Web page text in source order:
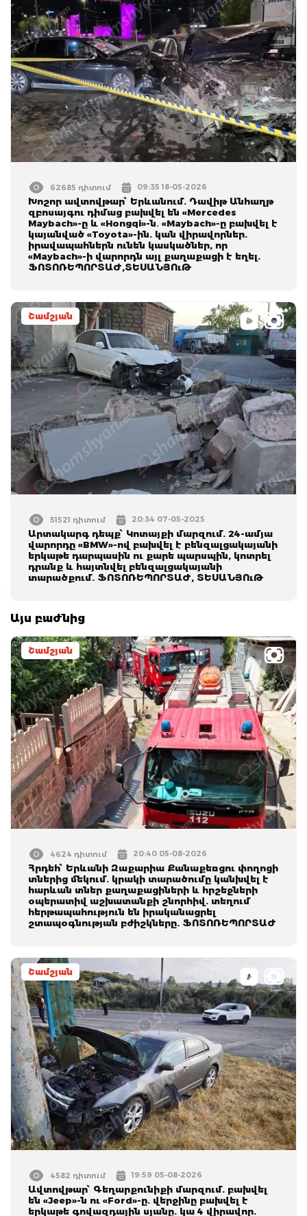
62685 դիտում 09:35 18-05-2026
Խոշոր ավտովթար՝ Երևանում. Դավիթ Անհաղթ
զբոսայգու դիմաց բախվել են «Mercedes
Maybach»-ը և «Hongqi»-ն․ «Maybach»-ը բախվել է
կայանված «Toyota»-ին. կան վիրավորներ.
իրավապահներն ունեն կասկածներ, որ
«Maybach»-ի վարորդն այլ քաղաքացի է եղել.
ՖՈՏՈՌԵՊՈՐՏԱԺ,ՏԵՍԱՆՅՈւԹ
Շամշյան
51521 դիտում 20:34 07-05-2025
Արտակարգ դեպք՝ Կոտայքի մարզում. 24-ամյա
վարորդը «BMW»-ով բախվել է բենզալցակայանի
երկաթե դարպասին ու քարե պարսպին, կոտրել
դրանք և հայտնվել բենզալցակայանի
տարածքում. ՖՈՏՈՌԵՊՈՐՏԱԺ, ՏԵՍԱՆՅՈւԹ
Այս բաժնից
Շամշյան
4624 դիտում 20:40 05-08-2026
Հրդեհ՝ Երևանի Զաքարիա Քանաքեռցու փողոցի
տներից մեկում. կրակի տարածումը կանխվել է
հարևան տներ քաղաքացիների և հրշեջների
օպերատիվ աշխատանքի շնորհիվ. տեղում
հերթապահություն են իրականացրել
շտապօգնության բժիշկները. ՖՈՏՈՌԵՊՈՐՏԱԺ
Շամշյան
4582 դիտում 19:59 05-08-2026
Ավտովթար՝ Գեղարքունիքի մարզում. բախվել
են «Jeep»-ն ու «Ford»-ը. վերջինը բախվել է
երկաթե գովազդային սյանը. կա 4 վիրավոր.